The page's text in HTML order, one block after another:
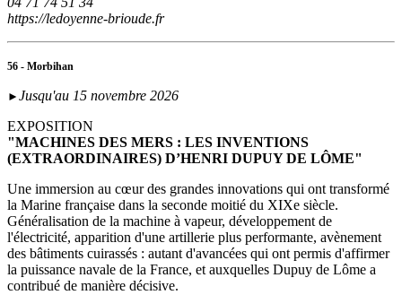
https://ledoyenne-brioude.fr
56 - Morbihan
► Jusqu'au 15 novembre 2026
EXPOSITION
"MACHINES DES MERS : LES INVENTIONS
(EXTRAORDINAIRES) D’HENRI DUPUY DE LÔME"
Une immersion au cœur des grandes innovations qui ont transformé
la Marine française dans la seconde moitié du XIXe siècle.
Généralisation de la machine à vapeur, développement de
l'électricité, apparition d'une artillerie plus performante, avènement
des bâtiments cuirassés : autant d'avancées qui ont permis d'affirmer
la puissance navale de la France, et auxquelles Dupuy de Lôme a
contribué de manière décisive.